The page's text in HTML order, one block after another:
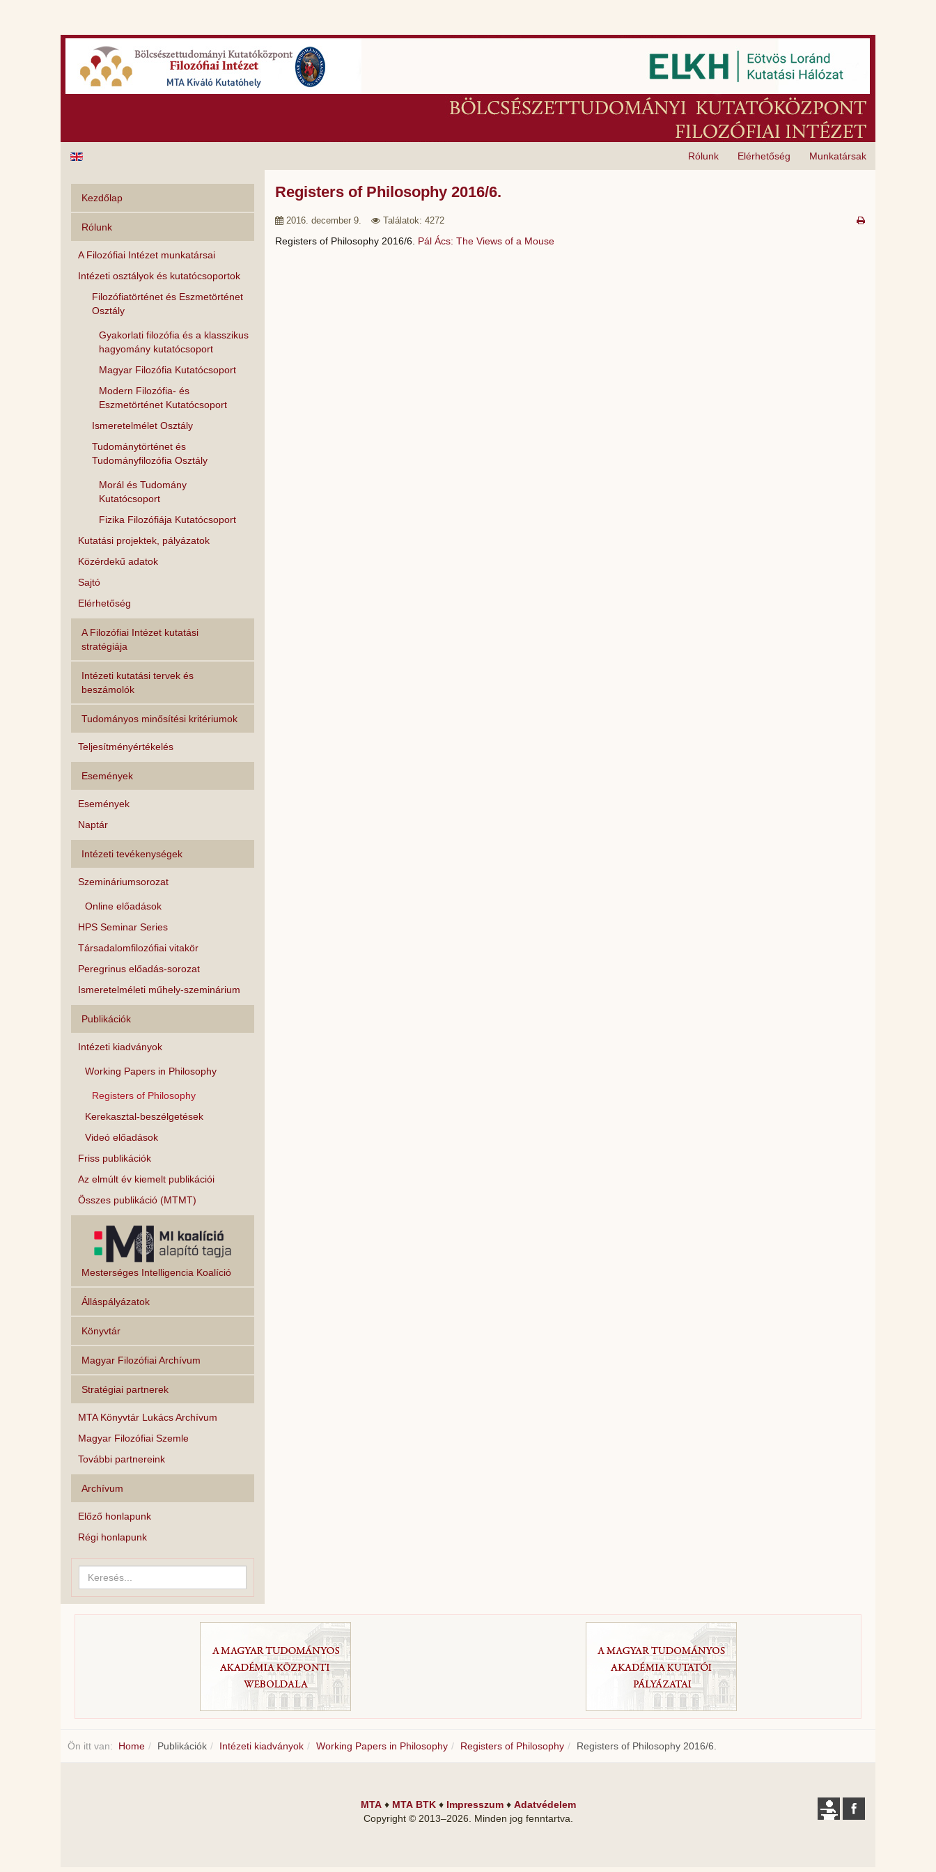
Munkatársak
Elérhetőség
Rólunk
Registers of Philosophy 2016/6.
2016. december 9. Találatok: 4272
Registers of Philosophy 2016/6. Pál Ács: The Views of a Mouse
Kezdőlap
Rólunk
A Filozófiai Intézet munkatársai
Intézeti osztályok és kutatócsoportok
Filozófiatörténet és Eszmetörténet
Osztály
Gyakorlati filozófia és a klasszikus
hagyomány kutatócsoport
Magyar Filozófia Kutatócsoport
Modern Filozófia- és
Eszmetörténet Kutatócsoport
Ismeretelmélet Osztály
Tudománytörténet és
Tudományfilozófia Osztály
Morál és Tudomány
Kutatócsoport
Fizika Filozófiája Kutatócsoport
Kutatási projektek, pályázatok
Közérdekű adatok
Sajtó
Elérhetőség
A Filozófiai Intézet kutatási
stratégiája
Intézeti kutatási tervek és
beszámolók
Tudományos minősítési kritériumok
Teljesítményértékelés
Események
Események
Naptár
Intézeti tevékenységek
Szemináriumsorozat
Online előadások
HPS Seminar Series
Társadalomfilozófiai vitakör
Peregrinus előadás-sorozat
Ismeretelméleti műhely-szeminárium
Publikációk
Intézeti kiadványok
Working Papers in Philosophy
Registers of Philosophy
Kerekasztal-beszélgetések
Videó előadások
Friss publikációk
Az elmúlt év kiemelt publikációi
Összes publikáció (MTMT)
Mesterséges Intelligencia Koalíció
Álláspályázatok
Könyvtár
Magyar Filozófiai Archívum
Stratégiai partnerek
MTA Könyvtár Lukács Archívum
Magyar Filozófiai Szemle
További partnereink
Archívum
Előző honlapunk
Régi honlapunk
Keresés...
Ön itt van: Home Publikációk Intézeti kiadványok Working Papers in Philosophy Registers of Philosophy Registers of Philosophy 2016/6.
MTA♦ MTA BTK♦ Impresszum♦ Adatvédelem
Copyright © 2013–2026 . Minden jog fenntartva.